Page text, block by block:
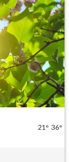
21° 36°